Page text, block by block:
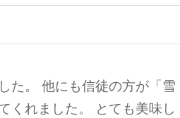
た。 他にも信徒の方が「雪
くれました。 とても美味し